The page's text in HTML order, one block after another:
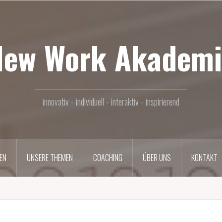
Work
innovativ - individuell - interaktiv - inspirierend
UNSERE THEMEN COACHING ÜBER UNS KONTAKT